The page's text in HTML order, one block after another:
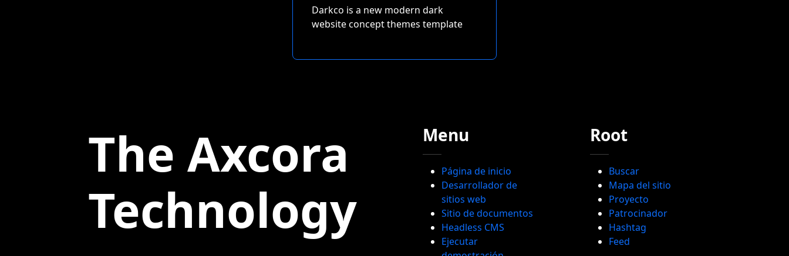
Darkco is a new modern dark
website concept themes template
The Axcora
Technology
Menu
Página de inicio
Desarrollador de
sitios web
Sitio de documentos
Headless CMS
Ejecutar
Root
Buscar
Mapa del sitio
Proyecto
Patrocinador
Hashtag
Feed